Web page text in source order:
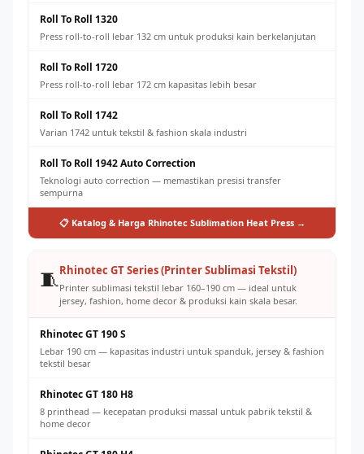
Roll To Roll 1320
Press roll-to-roll lebar 132 cm untuk produksi kain berkelanjutan
Roll To Roll 1720
Press roll-to-roll lebar 172 cm kapasitas lebih besar
Roll To Roll 1742
Varian 1742 untuk tekstil & fashion skala industri
Roll To Roll 1942 Auto Correction
Teknologi auto correction — memastikan presisi transfer
sempurna
📋 Katalog & Harga Rhinotec Sublimation Heat Press →
🧵Rhinotec GT Series (Printer Sublimasi Tekstil)
Printer sublimasi tekstil lebar 160–190 cm — ideal untuk
jersey, fashion, home decor & produksi kain skala besar.
Rhinotec GT 190 S
Lebar 190 cm — kapasitas industri untuk spanduk, jersey & fashion
tekstil besar
Rhinotec GT 180 H8
8 printhead — kecepatan produksi massal untuk pabrik tekstil &
home decor